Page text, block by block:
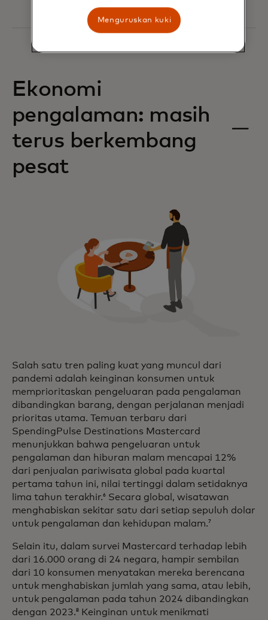
Ekonomi
pengalaman: masih
terus berkembang
pesat
Salah satu tren paling kuat yang muncul dari
pandemi adalah keinginan konsumen untuk
memprioritaskan pengeluaran pada pengalaman
dibandingkan barang, dengan perjalanan menjadi
prioritas utama. Temuan terbaru dari
SpendingPulse Destinations Mastercard
menunjukkan bahwa pengeluaran untuk
pengalaman dan hiburan malam mencapai 12%
dari penjualan pariwisata global pada kuartal
pertama tahun ini, nilai tertinggi dalam setidaknya
lima tahun terakhir.6Secara global, wisatawan
menghabiskan sekitar satu dari setiap sepuluh dolar
untuk pengalaman dan kehidupan malam. 7
Selain itu, dalam survei Mastercard terhadap lebih
dari 16.000 orang di 24 negara, hampir sembilan
dari 10 konsumen menyatakan mereka berencana
untuk menghabiskan jumlah yang sama, atau lebih,
untuk pengalaman pada tahun 2024 dibandingkan
dengan 2023.8Keinginan untuk menikmati
Menguruskan kuki